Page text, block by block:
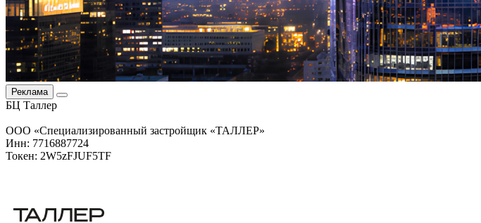
Реклама
БЦ Таллер
ООО «Специализированный застройщик «ТАЛЛЕР»
Инн: 7716887724
Токен: 2W5zFJUF5TF